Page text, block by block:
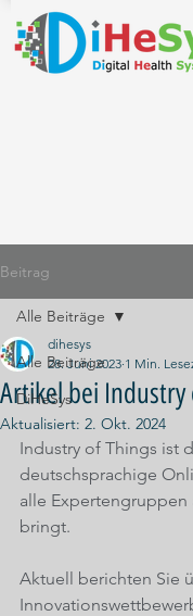
Beitrag
Alle Beiträge
DiHeSys
Alle Beiträge
Artikel bei Industry
dihesys
28. Juni 2023 1 Min.
Aktualisiert: 2. Okt. 2024
Industry of Things ist
deutschsprachige
alle Expertengruppen
bringt.
Aktuell berichten Sie